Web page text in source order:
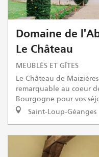
Domaine de
Le Château
MEUBLÉS ET GÎTES
Le Château de
remarquable au coeur
Bourgogne pour vos
Saint-Loup-Géanges